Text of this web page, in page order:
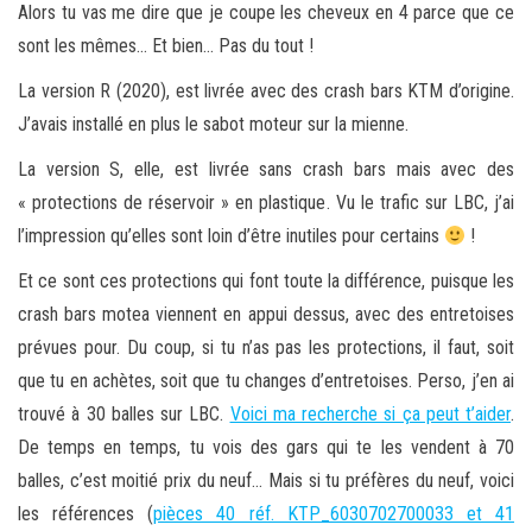
Alors tu vas me dire que je coupe les cheveux en 4 parce que ce
sont les mêmes… Et bien… Pas du tout !
La version R (2020), est livrée avec des crash bars KTM d’origine.
J’avais installé en plus le sabot moteur sur la mienne.
La version S, elle, est livrée sans crash bars mais avec des
« protections de réservoir » en plastique. Vu le trafic sur LBC, j’ai
l’impression qu’elles sont loin d’être inutiles pour certains
!
Et ce sont ces protections qui font toute la différence, puisque les
crash bars motea viennent en appui dessus, avec des entretoises
prévues pour. Du coup, si tu n’as pas les protections, il faut, soit
que tu en achètes, soit que tu changes d’entretoises. Perso, j’en ai
trouvé à 30 balles sur LBC. Voici ma recherche si ça peut t’aider.
De temps en temps, tu vois des gars qui te les vendent à 70
balles, c’est moitié prix du neuf… Mais si tu préfères du neuf, voici
les références (pièces 40 réf. KTP_6030702700033 et 41